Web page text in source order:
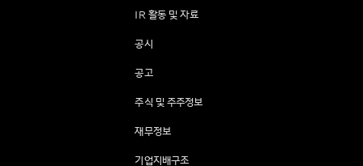
IR 활동 및 자료
공시
공고
주식 및 주주정보
재무정보
기업지배구조